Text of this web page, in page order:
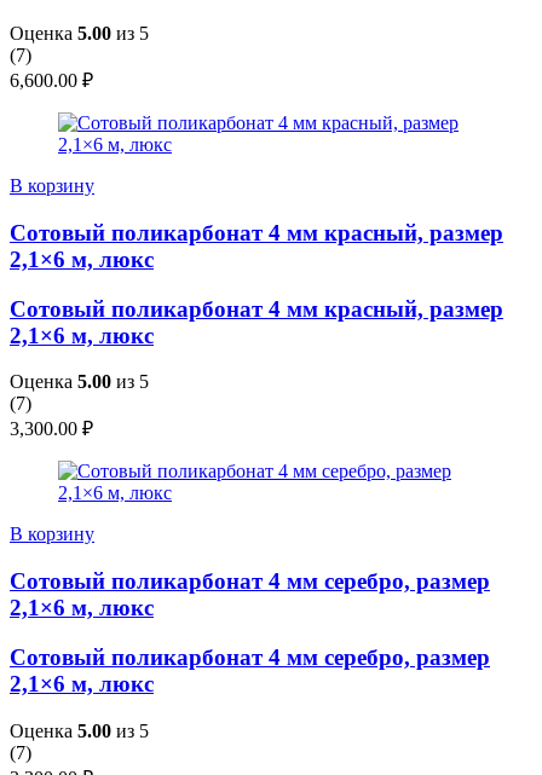
Оценка 5.00 из 5
(7)
6,600.00 ₽
В корзину
Сотовый поликарбонат 4 мм красный, размер
2,1×6 м, люкс
Сотовый поликарбонат 4 мм красный, размер
2,1×6 м, люкс
Оценка 5.00 из 5
(7)
3,300.00 ₽
В корзину
Сотовый поликарбонат 4 мм серебро, размер
2,1×6 м, люкс
Сотовый поликарбонат 4 мм серебро, размер
2,1×6 м, люкс
Оценка 5.00 из 5
(7)